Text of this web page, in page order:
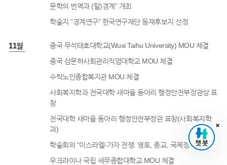
문학의 번역과 (탈)경계” 개최
학술지 “경계연구” 한국연구재단 등재후보지 선정
11월
중국 무석태호대학교(Wuxi Taihu University) MOU 체결
중국 삼문하사회관리직업대학교 MOU 체결
수락노인종합복지관 MOU 체결
사회복지학과 전국대학 새마을 동아리 행정안전부장관상 표
창
전국대학 새마을 동아리 행정안전부장관 표창(사회복지학
과)
학술회의 “이스라엘-가자 전쟁: 영토, 종교, 국제정치” 개최
우크라이나 국립 세무종합대학교 MOU 체결